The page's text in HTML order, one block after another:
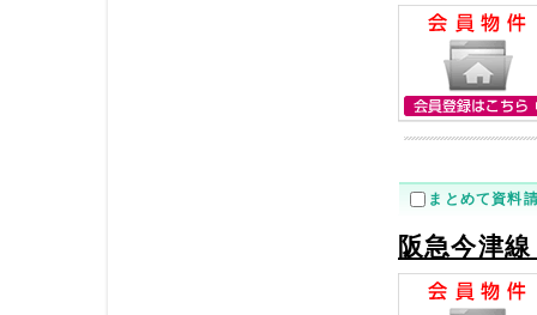
まとめて資料
阪急今津